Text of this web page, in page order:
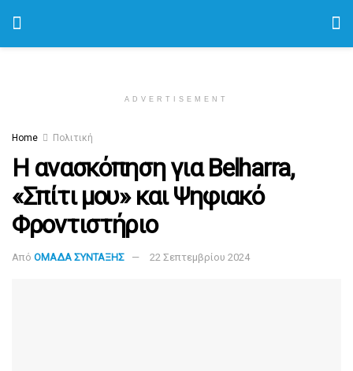
ADVERTISEMENT
Home Πολιτική
Η ανασκόπηση για Belharra,
«Σπίτι μου» και Ψηφιακό
Φροντιστήριο
Από ΟΜΑΔΑ ΣΥΝΤΑΞΗΣ 22 Σεπτεμβρίου 2024